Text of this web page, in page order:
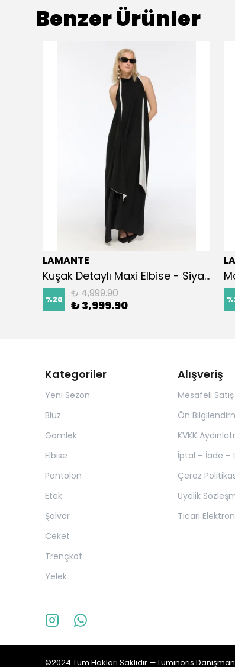
Benzer Ürünler
LAMANTE
Kuşak Detaylı Maxi Elbise - Siyah
%20 ₺ 4,999.90
₺ 3,999.90 %
Kategoriler
Yeni Sezon
Bluz
Gömlek
Elbise
Pantolon
Etek
Şalvar
Ceket
Trençkot
Yelek
Alışveriş
Mesafeli
Ön
KVKK
İptal – İade –
Çerez
Üyelik
Ticari
©2024 Tüm Hakları Saklıdır — Luminoris